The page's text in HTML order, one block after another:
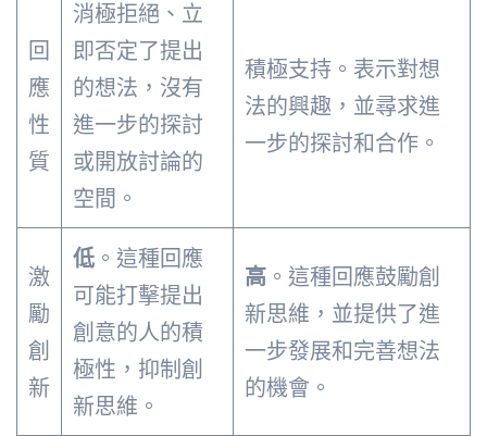
回
應
性
質
消極拒絕、立
即否定了提出
的想法，沒有
進一步的探討
或開放討論的
空間。
積極支持。表示對想
法的興趣，並尋求進
一步的探討和合作。
激
勵
創
新
低 。這種回應
可能打擊提出
創意的人的積
極性，抑制創
新思維。
高 。這種回應鼓勵創
新思維，並提供了進
一步發展和完善想法
的機會。